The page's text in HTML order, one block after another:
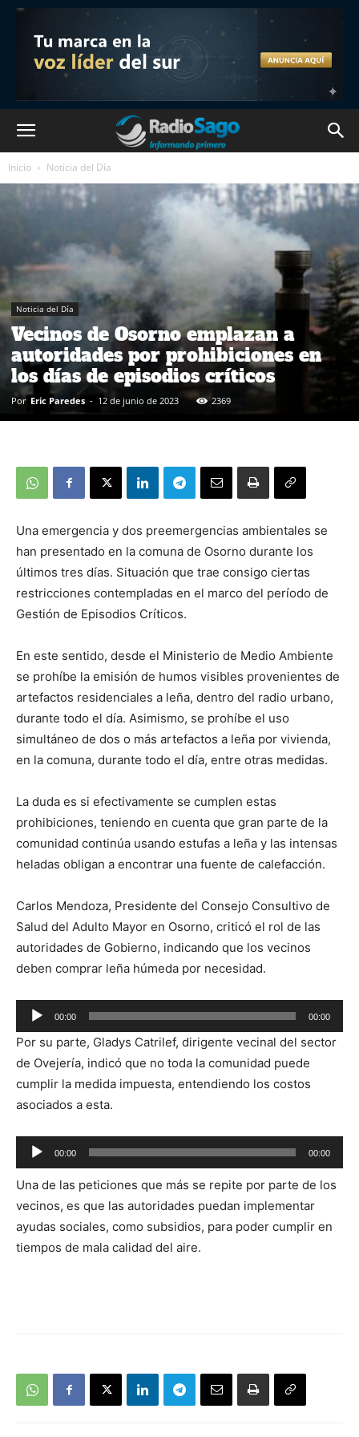
Inicio Noticia del Día
Noticia del Día
Vecinos de Osorno emplazan a
autoridades por prohibiciones en
los días de episodios críticos
Por Eric Paredes - 12 de junio de 2023 2369
Una emergencia y dos preemergencias ambientales se
han presentado en la comuna de Osorno durante los
últimos tres días. Situación que trae consigo ciertas
restricciones contempladas en el marco del período de
Gestión de Episodios Críticos.
En este sentido, desde el Ministerio de Medio Ambiente
se prohíbe la emisión de humos visibles provenientes de
artefactos residenciales a leña, dentro del radio urbano,
durante todo el día. Asimismo, se prohíbe el uso
simultáneo de dos o más artefactos a leña por vivienda,
en la comuna, durante todo el día, entre otras medidas.
La duda es si efectivamente se cumplen estas
prohibiciones, teniendo en cuenta que gran parte de la
comunidad continúa usando estufas a leña y las intensas
heladas obligan a encontrar una fuente de calefacción.
Carlos Mendoza, Presidente del Consejo Consultivo de
Salud del Adulto Mayor en Osorno, criticó el rol de las
autoridades de Gobierno, indicando que los vecinos
deben comprar leña húmeda por necesidad.
Reproductor
de
audio
00:00 00:00
Por su parte, Gladys Catrilef, dirigente vecinal del sector
de Ovejería, indicó que no toda la comunidad puede
cumplir la medida impuesta, entendiendo los costos
asociados a esta.
Reproductor
de
audio
00:00 00:00
Una de las peticiones que más se repite por parte de los
vecinos, es que las autoridades puedan implementar
ayudas sociales, como subsidios, para poder cumplir en
tiempos de mala calidad del aire.